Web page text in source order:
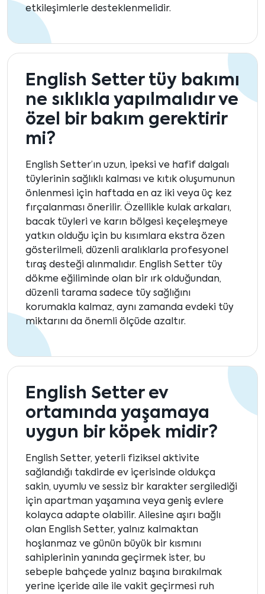
etkileşimlerle desteklenmelidir.
English Setter tüy bakımı
ne sıklıkla yapılmalıdır ve
özel bir bakım gerektirir
mi?
English Setter’ın uzun, ipeksi ve hafif dalgalı
tüylerinin sağlıklı kalması ve kıtık oluşumunun
önlenmesi için haftada en az iki veya üç kez
fırçalanması önerilir. Özellikle kulak arkaları,
bacak tüyleri ve karın bölgesi keçeleşmeye
yatkın olduğu için bu kısımlara ekstra özen
gösterilmeli, düzenli aralıklarla profesyonel
tıraş desteği alınmalıdır. English Setter tüy
dökme eğiliminde olan bir ırk olduğundan,
düzenli tarama sadece tüy sağlığını
korumakla kalmaz, aynı zamanda evdeki tüy
miktarını da önemli ölçüde azaltır.
English Setter ev
ortamında yaşamaya
uygun bir köpek midir?
English Setter, yeterli fiziksel aktivite
sağlandığı takdirde ev içerisinde oldukça
sakin, uyumlu ve sessiz bir karakter sergilediği
için apartman yaşamına veya geniş evlere
kolayca adapte olabilir. Ailesine aşırı bağlı
olan English Setter, yalnız kalmaktan
hoşlanmaz ve günün büyük bir kısmını
sahiplerinin yanında geçirmek ister, bu
sebeple bahçede yalnız başına bırakılmak
yerine içeride aile ile vakit geçirmesi ruh